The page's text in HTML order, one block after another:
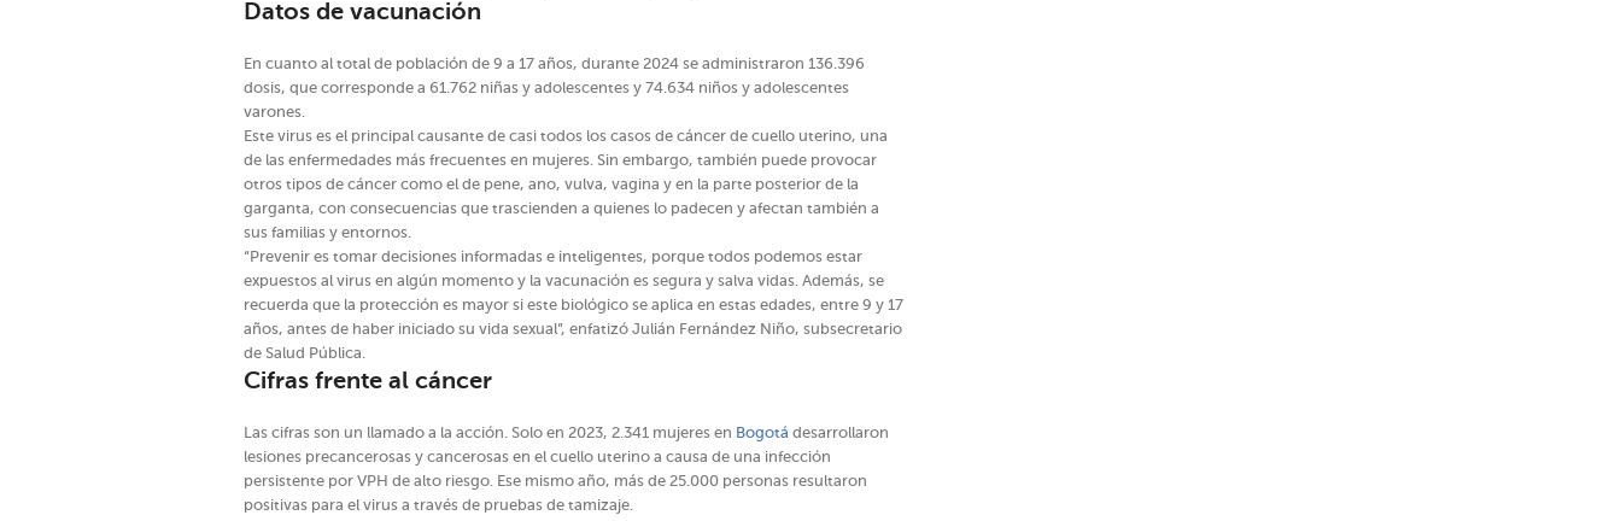
Datos de vacunación
En cuanto al total de población de 9 a 17 años, durante 2024 se administraron 136.396
dosis, que corresponde a 61.762 niñas y adolescentes y 74.634 niños y adolescentes
varones.
Este virus es el principal causante de casi todos los casos de cáncer de cuello uterino, una
de las enfermedades más frecuentes en mujeres. Sin embargo, también puede provocar
otros tipos de cáncer como el de pene, ano, vulva, vagina y en la parte posterior de la
garganta, con consecuencias que trascienden a quienes lo padecen y afectan también a
sus familias y entornos.
“Prevenir es tomar decisiones informadas e inteligentes, porque todos podemos estar
expuestos al virus en algún momento y la vacunación es segura y salva vidas. Además, se
recuerda que la protección es mayor si este biológico se aplica en estas edades, entre 9 y 17
años, antes de haber iniciado su vida sexual”, enfatizó Julián Fernández Niño, subsecretario
de Salud Pública.
Cifras frente al cáncer
Las cifras son un llamado a la acción. Solo en 2023, 2.341 mujeres en Bogotá desarrollaron
lesiones precancerosas y cancerosas en el cuello uterino a causa de una infección
persistente por VPH de alto riesgo. Ese mismo año, más de 25.000 personas resultaron
positivas para el virus a través de pruebas de tamizaje.